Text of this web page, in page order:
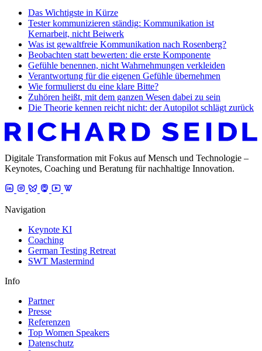
Das Wichtigste in Kürze
Tester kommunizieren ständig: Kommunikation ist
Kernarbeit, nicht Beiwerk
Was ist gewaltfreie Kommunikation nach Rosenberg?
Beobachten statt bewerten: die erste Komponente
Gefühle benennen, nicht Wahrnehmungen verkleiden
Verantwortung für die eigenen Gefühle übernehmen
Wie formulierst du eine klare Bitte?
Zuhören heißt, mit dem ganzen Wesen dabei zu sein
Die Theorie kennen reicht nicht: der Autopilot schlägt zurück
Digitale Transformation mit Fokus auf Mensch und Technologie –
Keynotes, Coaching und Beratung für nachhaltige Innovation.
Navigation
Keynote KI
Coaching
German Testing Retreat
SWT Mastermind
Info
Partner
Presse
Referenzen
Top Women Speakers
Datenschutz